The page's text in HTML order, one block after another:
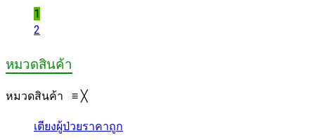
1
2
หมวดสินค้า
หมวดสินค้า ≡ ╳
เตียงผู้ป่วยราคาถูก